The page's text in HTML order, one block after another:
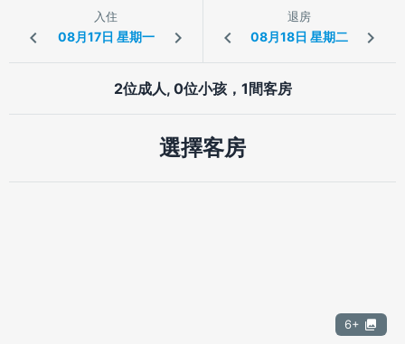
入住 退房
2位成人, 0位小孩，1間客房
選擇客房
6+